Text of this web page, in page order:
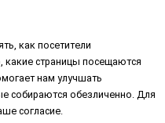
как посетители
какие страницы посещаются
нам улучшать
собираются обезличенно. Для
согласие.